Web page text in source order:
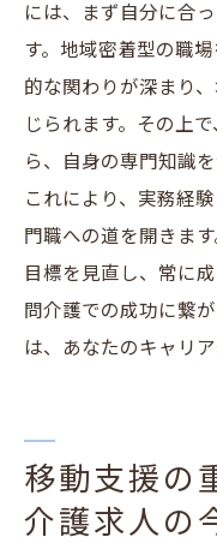
には、まず自分に合
す。地域密着型の職
的な関わりが深まり
じられます。その上
ら、自身の専門知識
これにより、実務経
門職への道を開きま
目標を見直し、常に
問介護での成功に繋
は、あなたのキャリ
移動支援の
介護求人の